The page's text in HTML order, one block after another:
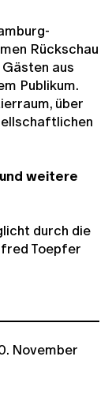
Rückschau
aus
Publikum.
über
weitere
durch die
Toepfer
November